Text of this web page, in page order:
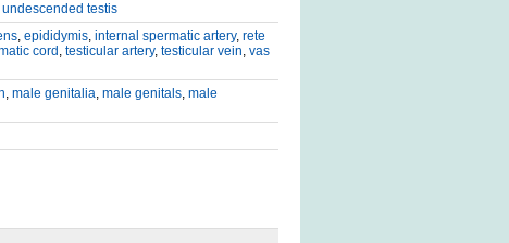
undescended testis
, epididymis, internal spermatic artery, rete
cord , testicular artery, testicular vein, vas
, male genitalia, male genitals, male